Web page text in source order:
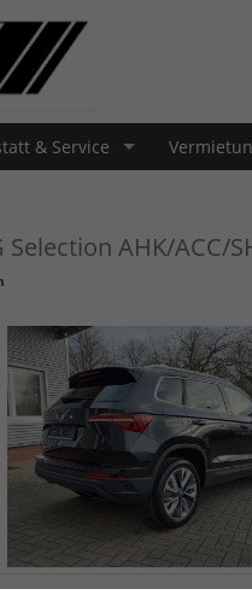
& Service
Selection AHK/ACC/